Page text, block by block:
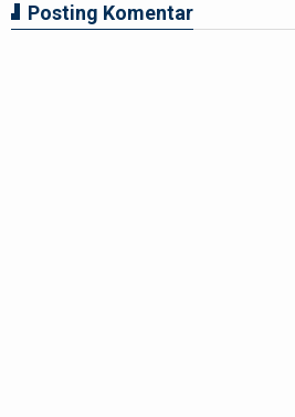
Posting Komentar